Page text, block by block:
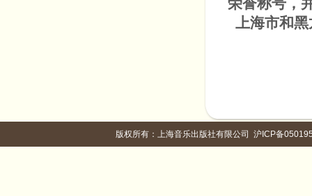
荣誉称号，
上海市和
版权所有：上海音乐出版社有限公司 沪ICP备